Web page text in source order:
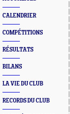
CALENDRIER
COMPÉTITIONS
RÉSULTATS
BILANS
LA VIE DU CLUB
RECORDS DU CLUB